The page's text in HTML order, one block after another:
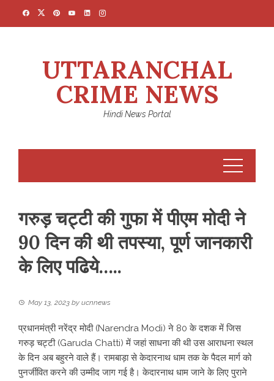
UTTARANCHAL
CRIME NEWS
Hindi News Portal
गरुड़ चट्टी की गुफा में पीएम मोदी ने
90 दिन की थी तपस्‍या, पूर्ण जानकारी
के लिए पढिये…..
May 13, 2023 by ucnnews
प्रधानमंत्रीनरेंद्र मोदी(Narendra Modi) ने 80 के दशक में जिस
गरुड़ चट्टी (Garuda Chatti) में जहां साधना की थी उस आराधना स्थल
के दिन अब बहुरने वाले हैं। रामबाड़ा से केदारनाथ धाम तक के पैदल मार्ग को
पुनर्जीवित करने की उम्मीद जाग गई है। केदारनाथ धाम जाने के लिए पुराने